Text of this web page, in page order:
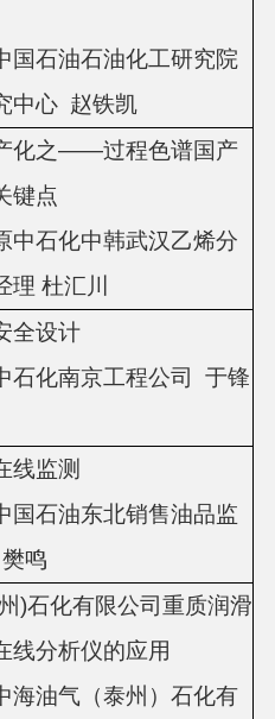
国石油石油化工研究院
中心 赵铁凯
化之——过程色谱国产
键点
中石化中韩武汉乙烯分
理 杜汇川
全设计
石化南京工程公司
于锋
线监测
国石油东北销售油品监
樊鸣
)石化有限公司重质润滑
线分析仪的应用
海油气（泰州）石化有